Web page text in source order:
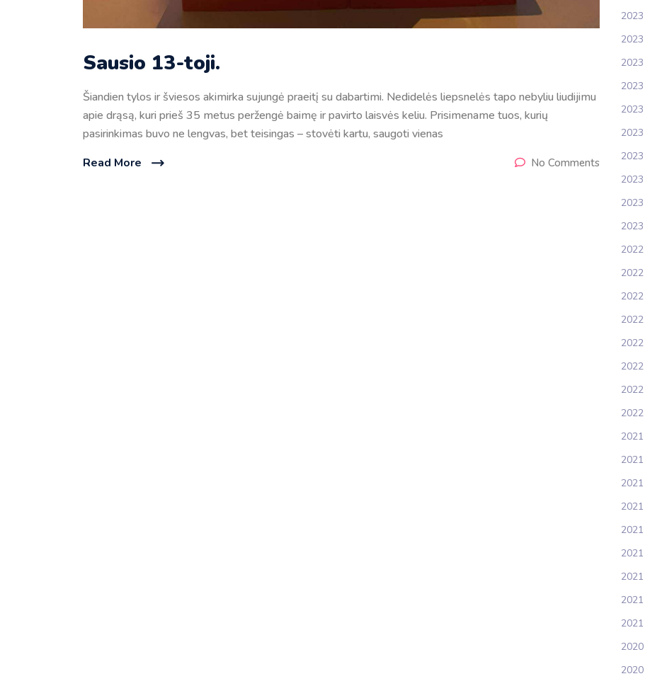
Sausio 13-toji.
Šiandien tylos ir šviesos akimirka sujungė praeitį su dabartimi. Nedidelės liepsnelės tapo nebyliu liudijimu
apie drąsą, kuri prieš 35 metus peržengė baimę ir pavirto laisvės keliu. Prisimename tuos, kurių
pasirinkimas buvo ne lengvas, bet teisingas – stovėti kartu, saugoti vienas
Read More
No Comments